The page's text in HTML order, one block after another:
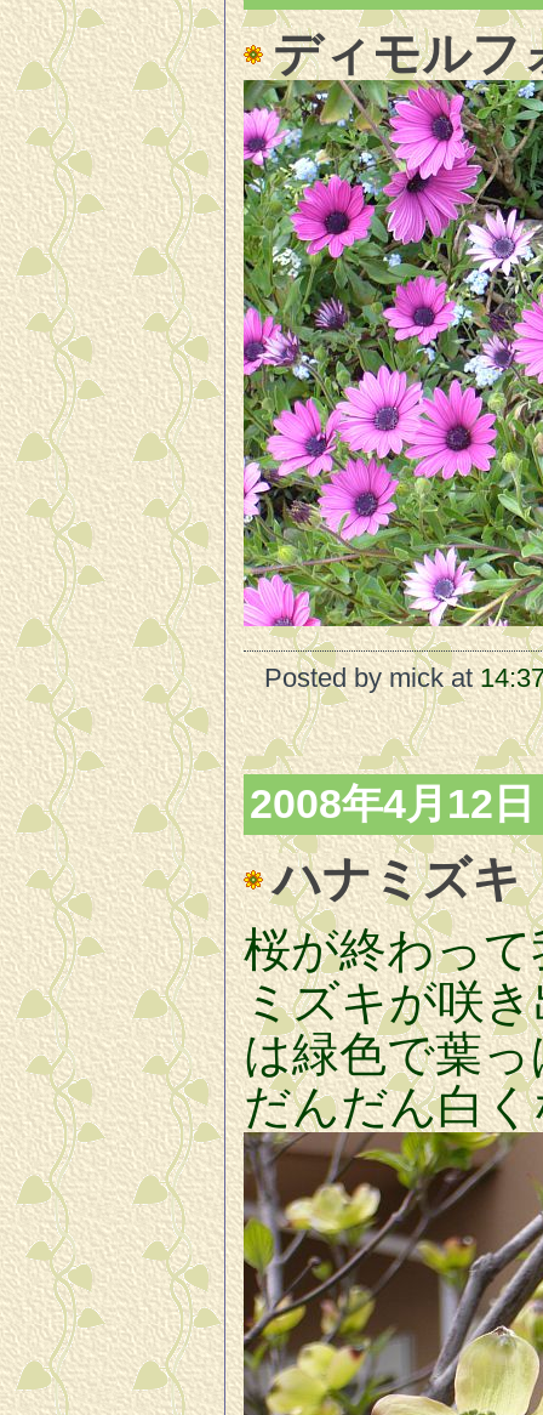
ディモルフ
Posted by mick at
2008年4月12日
ハナミズキ
桜が終わっ
ミズキが咲
は緑色で葉
だんだん白